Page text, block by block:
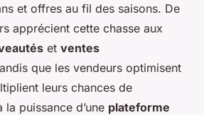
et offres au fil des saisons. De
apprécient cette chasse aux
et ventes
que les vendeurs optimisent
leurs chances de
puissance d’une plateforme